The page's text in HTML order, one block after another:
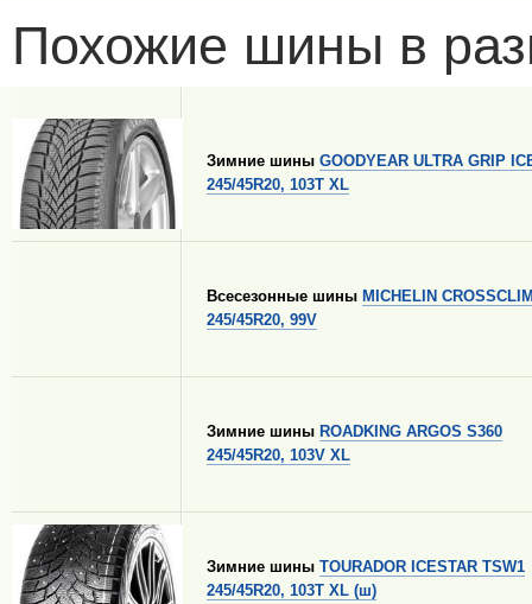
Похожие шины в
Зимние шины GOODYEAR ULTRA GRIP
245/45R20, 103T XL
Всесезонные шины MICHELIN
245/45R20, 99V
Зимние шины ROADKING ARGOS S360
245/45R20, 103V XL
Зимние шины TOURADOR ICESTAR TSW1
245/45R20, 103T XL (ш)